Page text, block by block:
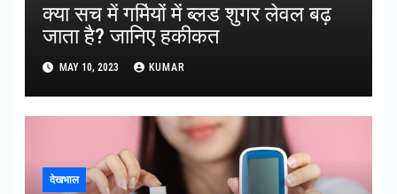
क्या सच में गर्मियों में ब्लड शुगर लेवल बढ़
जाता है? जानिए हकीकत
MAY 10, 2023 KUMAR
देखभाल